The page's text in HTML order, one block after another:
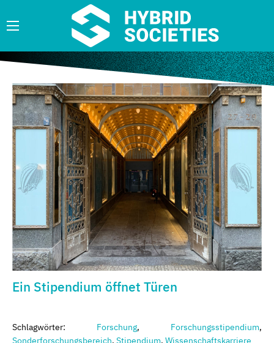
Ein Stipendium öffnet Türen
Schlagwörter: Forschung, Forschungsstipendium,
Sonderforschungsbereich, Stipendium, Wissenschaftskarriere